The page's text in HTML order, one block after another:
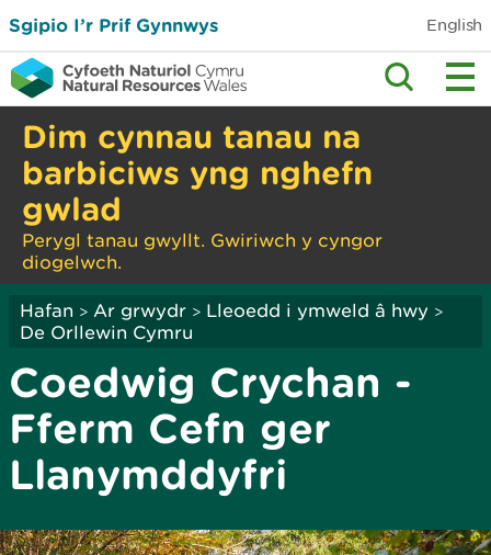
Sgipio I’r Prif Gynnwys English
Dim cynnau tanau na
barbiciws yng nghefn
gwlad
Perygl tanau gwyllt. Gwiriwch y cyngor
diogelwch.
Hafan > Ar grwydr > Lleoedd i ymweld â hwy >
De Orllewin Cymru
Coedwig Crychan -
Fferm Cefn ger
Llanymddyfri